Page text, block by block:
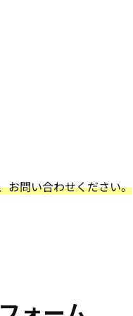
お問い合わせください。